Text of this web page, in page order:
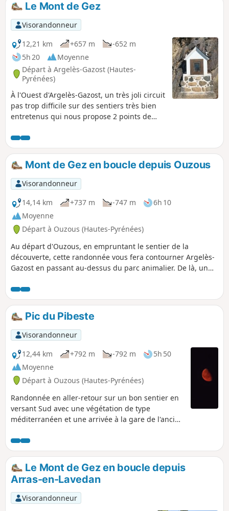
Le Mont de Gez
Visorandonneur
12,21 km
+657 m
-652 m
5h 20
Moyenne
Départ à Argelès-Gazost (Hautes-
Pyrénées)
À l'Ouest d'Argelès-Gazost, un très joli circuit
pas trop difficile sur des sentiers très bien
entretenus qui nous propose 2 points de
à 360° sur les Pyrénées Centrales !
Mont de Gez en boucle depuis Ouzous
Visorandonneur
14,14 km
+737 m -747 m
6h 10
Moyenne
Départ à Ouzous (Hautes-Pyrénées)
Au départ d'Ouzous, en empruntant le sentier de la
découverte, cette randonnée vous fera contourner Argelès-
Gazost en passant au-dessus du parc animalier. De là, un
Gez par le Sud, Sud-Ouest. Le retour passe par Gez et le
centre équestre du Bourdalat avant de rejoindre le parking
d'Ouzous. Parcours ombragé, vous marcherez
essentiellement sur des pistes et chemins.
Pic du Pibeste
Visorandonneur
12,44 km
+792 m -792 m
5h 50
Moyenne
Départ à Ouzous (Hautes-Pyrénées)
Randonnée en aller-retour sur un bon sentier en
versant Sud avec une végétation de type
méditerranéen et une arrivée à la gare de l'ancien
Le Mont de Gez en boucle depuis
Arras-en-Lavedan
Visorandonneur